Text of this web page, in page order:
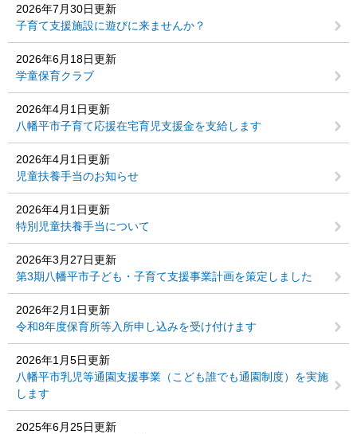
2026年7月30日更新
子育て支援施設に遊びに来ませんか？
2026年6月18日更新
学童保育クラブ
2026年4月1日更新
八幡平市子育て応援在宅育児支援金を支給します
2026年4月1日更新
児童扶養手当のお知らせ
2026年4月1日更新
特別児童扶養手当について
2026年3月27日更新
第3期八幡平市子ども・子育て支援事業計画を策定しました
2026年2月1日更新
令和8年度保育所等入所申し込みを受け付けます
2026年1月5日更新
八幡平市乳児等通園支援事業（こども誰でも通園制度）を実施
します
2025年6月25日更新